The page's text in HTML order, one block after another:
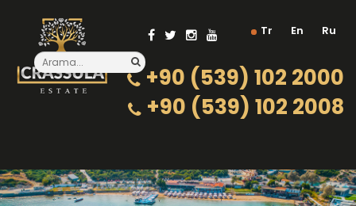
Tr En Ru
+90 (539) 102 2000
+90 (539) 102 2008